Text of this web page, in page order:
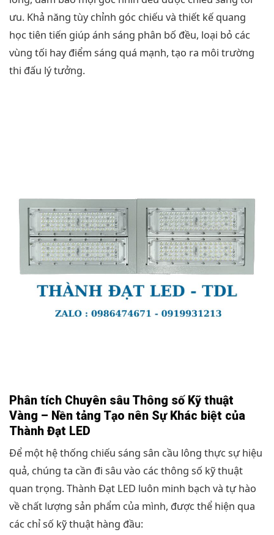
ưu. Khả năng tùy chỉnh góc chiếu và thiết kế quang
học tiên tiến giúp ánh sáng phân bố đều, loại bỏ các
vùng tối hay điểm sáng quá mạnh, tạo ra môi trường
thi đấu lý tưởng.
Phân tích Chuyên sâu Thông số Kỹ thuật
Vàng – Nền tảng Tạo nên Sự Khác biệt của
Thành Đạt LED
Để một hệ thống chiếu sáng sân cầu lông thực sự hiệu
quả, chúng ta cần đi sâu vào các thông số kỹ thuật
quan trọng. Thành Đạt LED luôn minh bạch và tự hào
về chất lượng sản phẩm của mình, được thể hiện qua
các chỉ số kỹ thuật hàng đầu: